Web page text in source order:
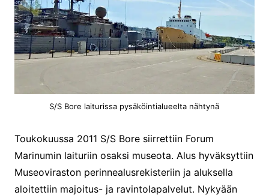
S/S Bore laiturissa pysäköintialueelta nähtynä
Toukokuussa 2011 S/S Bore siirrettiin Forum
Marinumin laituriin osaksi museota. Alus hyväksyttiin
Museoviraston perinnealusrekisteriin ja aluksella
aloitettiin majoitus- ja ravintolapalvelut. Nykyään